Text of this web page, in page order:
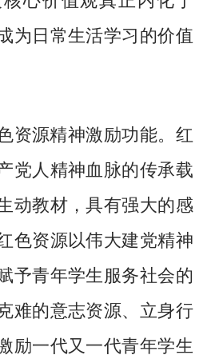
为日常生活学习的价值
源精神激励功能。红
党人精神血脉的传承载
动教材，具有强大的感
色资源以伟大建党精神
予青年学生服务社会的
难的意志资源、立身行
励一代又一代青年学生